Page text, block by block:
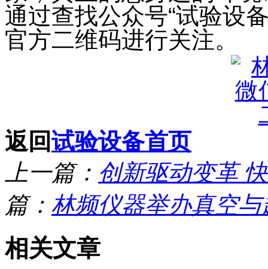
通过查找公众号“试验设
官方二维码进行关注。
返回试验设备首页
上一篇： 创新驱动变革
篇： 林频仪器举办真空
相关文章